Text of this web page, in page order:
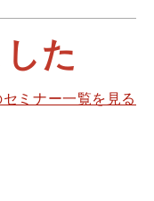
た
ミナー一覧を見る